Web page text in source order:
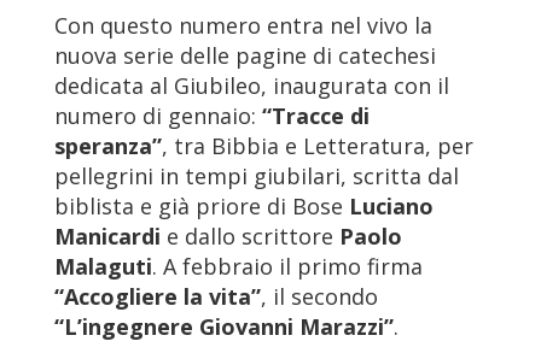
Con questo numero entra nel vivo la
nuova serie delle pagine di catechesi
dedicata al Giubileo, inaugurata con il
numero di gennaio: “Tracce di
speranza”, tra Bibbia e Letteratura, per
pellegrini in tempi giubilari, scritta dal
biblista e già priore di Bose Luciano
Manicardi e dallo scrittore Paolo
Malaguti. A febbraio il primo firma
“Accogliere la vita”, il secondo
“L’ingegnere Giovanni Marazzi”.